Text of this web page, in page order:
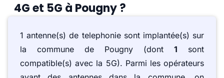
4G et 5G à Pougny ?
1 antenne(s) de telephonie sont implantée(s) sur
la commune de Pougny (dont 1 sont
compatible(s) avec la 5G). Parmi les opérateurs